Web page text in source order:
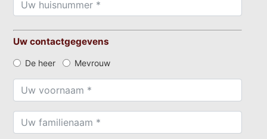
Uw contactgegevens
De heer Mevrouw